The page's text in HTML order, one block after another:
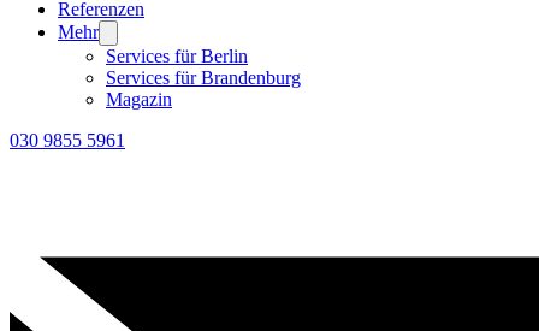
Referenzen
Mehr
Services für Berlin
Services für Brandenburg
Magazin
030 9855 5961